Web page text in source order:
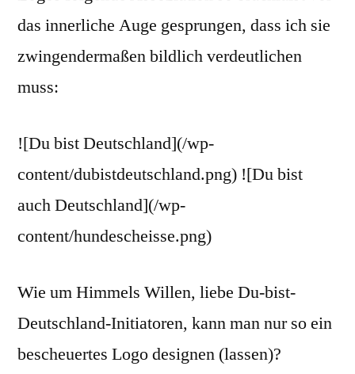
das innerliche Auge gesprungen, dass ich sie
zwingendermaßen bildlich verdeutlichen
muss:
![Du bist Deutschland](/wp-
content/dubistdeutschland.png) ![Du bist
auch Deutschland](/wp-
content/hundescheisse.png)
Wie um Himmels Willen, liebe Du-bist-
Deutschland-Initiatoren, kann man nur so ein
bescheuertes Logo designen (lassen)?